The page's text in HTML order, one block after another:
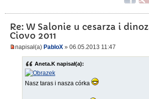
Re: W Salonie u cesarza i
Ciovo 2011
napisał(a) PabloX » 06.05.2013 11:47
Aneta.K napisał(a):
Nasz taras i nasza córka